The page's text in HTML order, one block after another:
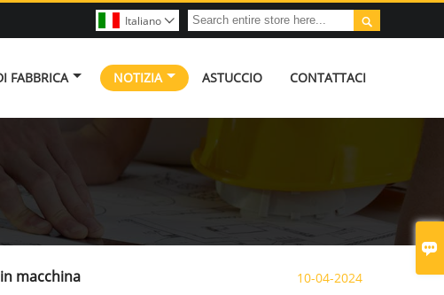


Italiano 
FABBRICA NOTIZIA ASTUCCIO CONTATTACI
macchina 10-04-2024